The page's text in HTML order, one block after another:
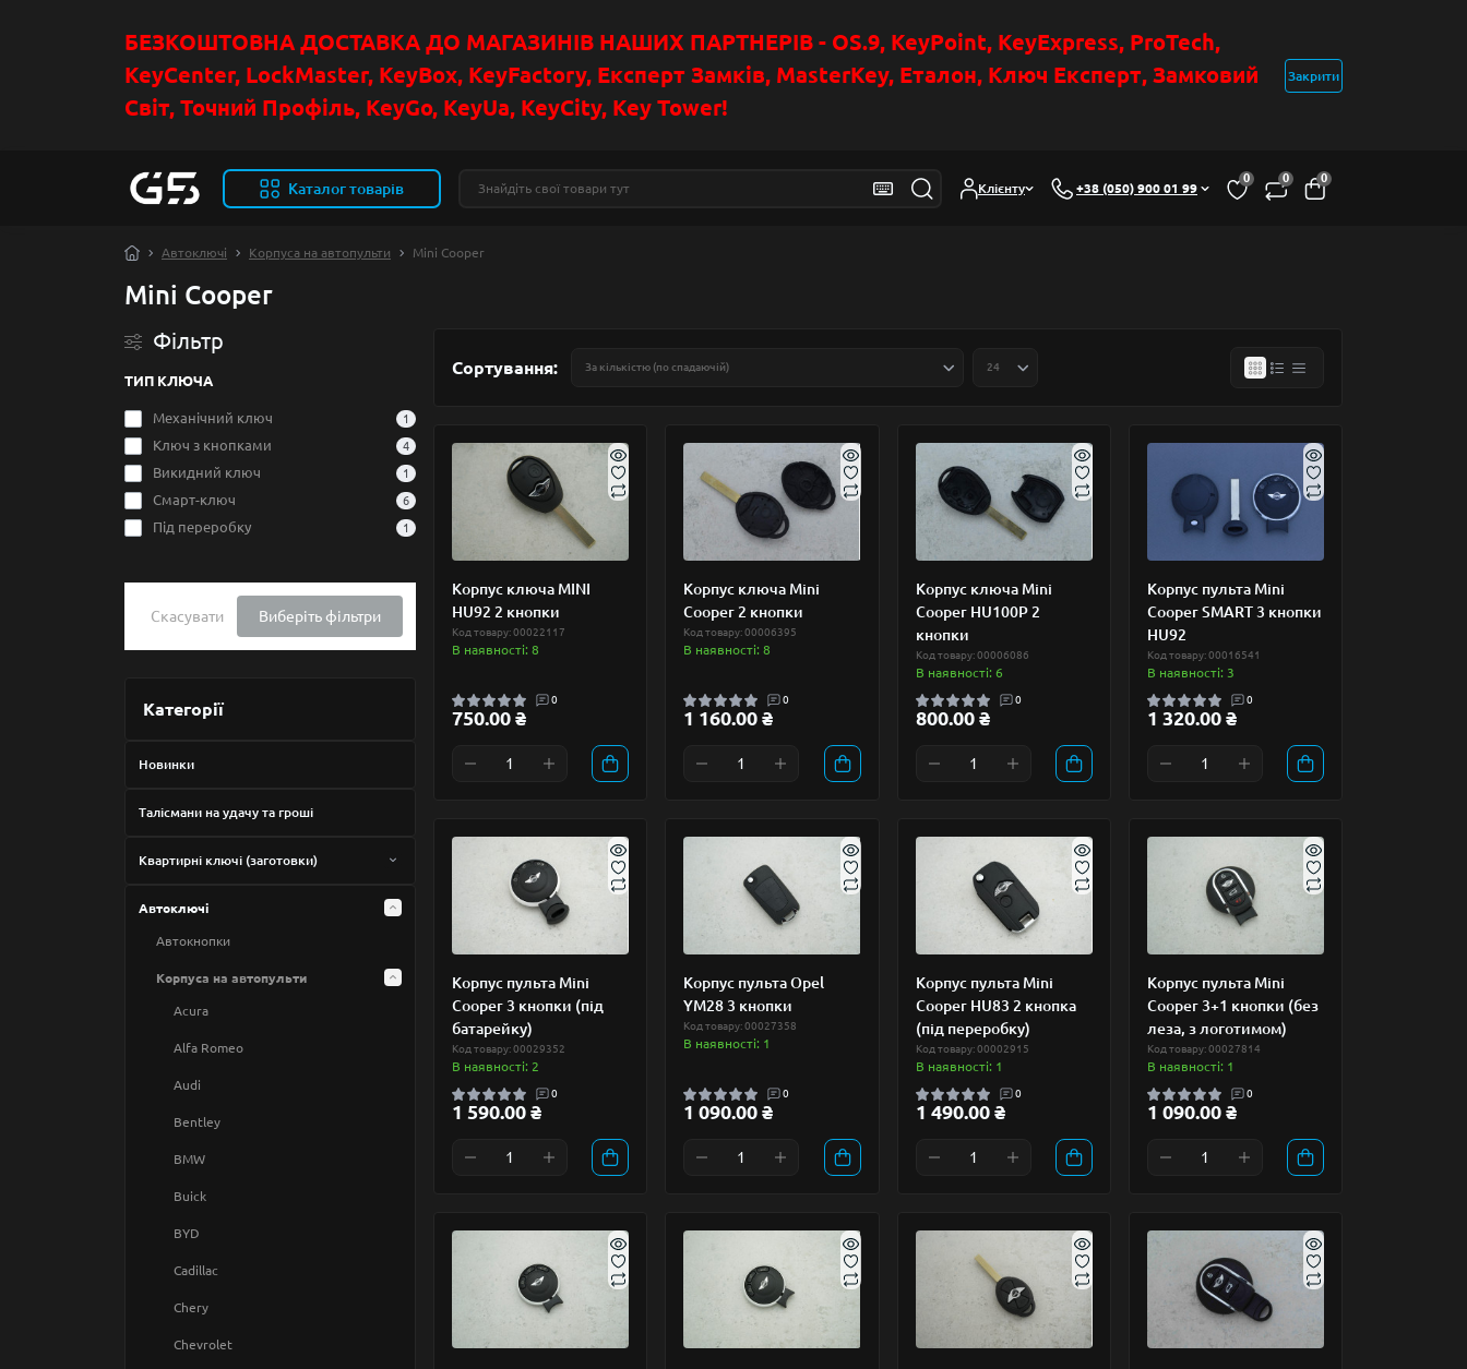
БЕЗКОШТОВНА ДОСТАВКА ДО МАГАЗИНІВ НАШИХ ПАРТНЕРІВ - OS.9, KeyPoint, KeyExpress, ProTech,
KeyCenter, LockMaster, KeyBox, KeyFactory, Експерт Замків, MasterKey, Еталон, Ключ Експерт, Замковий
Світ, Точний Профіль, KeyGo, KeyUa, KeyCity, Key Tower!
Закрити
Каталог товарів Клієнту +38 (050) 900 01 99
0 0 0
Автоключі Корпуса на автопульти Mini Cooper
Mini Cooper
Фільтр
ТИП КЛЮЧА
Механічний ключ 1
Ключ з кнопками 4
Викидний ключ 1
Смарт-ключ 6
Під переробку 1
Скасувати Виберіть фільтри
Категорії
Новинки
Талісмани на удачу та гроші
Квартирні ключі (заготовки)
Автоключі
Автокнопки
Корпуса на автопульти
Acura
Alfa Romeo
Audi
Bentley
BMW
Buick
BYD
Cadillac
Chery
Chevrolet
Сортування:
Корпус ключа MINI
HU92 2 кнопки
Код товару: 00022117
В наявності: 8
0
750.00 ₴
Корпус ключа Mini
Cooper 2 кнопки
Код товару: 00006395
В наявності: 8
0
1 160.00 ₴
Корпус ключа Mini
Cooper HU100P 2
кнопки
Код товару: 00006086
В наявності: 6
0
800.00 ₴
Корпус пульта Mini
Cooper SMART 3 кнопки
HU92
Код товару: 00016541
В наявності: 3
0
1 320.00 ₴
Корпус пульта Mini
Cooper 3 кнопки (під
батарейку)
Код товару: 00029352
В наявності: 2
0
1 590.00 ₴
Корпус пульта Opel
YM28 3 кнопки
Код товару: 00027358
В наявності: 1
0
1 090.00 ₴
Корпус пульта Mini
Cooper HU83 2 кнопка
(під переробку)
Код товару: 00002915
В наявності: 1
0
1 490.00 ₴
Корпус пульта Mini
Cooper 3+1 кнопки (без
леза, з логотимом)
Код товару: 00027814
В наявності: 1
0
1 090.00 ₴